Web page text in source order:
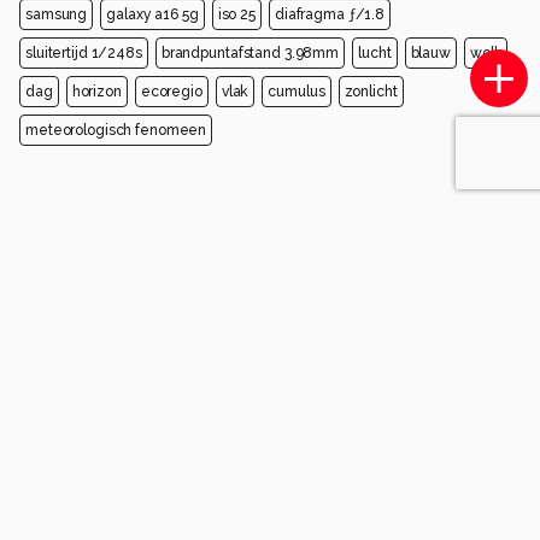
samsung galaxy a16 5g iso 25 diafragma ƒ/1.8
sluitertijd 1/248s brandpuntafstand 3.98mm lucht blauw wolk
dag horizon ecoregio vlak cumulus zonlicht
meteorologisch fenomeen